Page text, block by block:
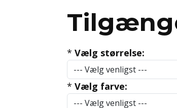
* Vælg størrelse:
* Vælg farve: